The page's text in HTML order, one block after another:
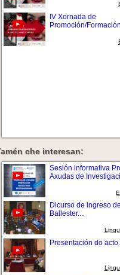
IV Xornada de
Promoción/
che interesan:
Sesión informativa
Axudas de
Dicurso de ingreso
Ballester....
Presentación do